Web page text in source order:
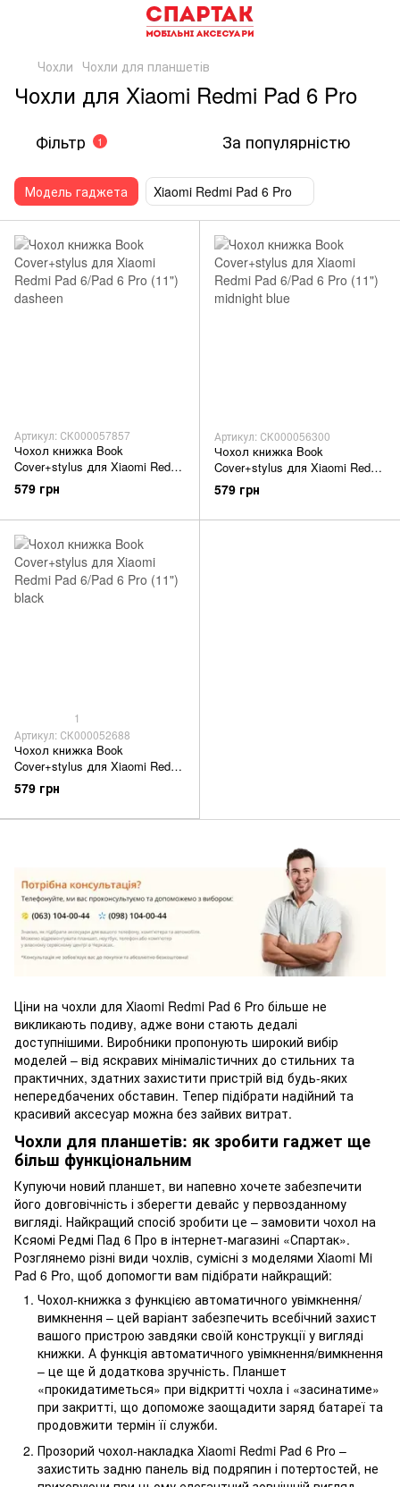
Чохли Чохли для планшетів
Чохли для Xiaomi Redmi Pad 6 Pro
Фільтр 1 За популярністю
Модель гаджета Xiaomi Redmi Pad 6 Pro
Артикул: СК000057857
Чохол книжка Book
Cover+stylus для Xiaomi Redmi
Pad 6/Pad 6 Pro (11") dasheen
579 грн
Артикул: СК000056300
Чохол книжка Book
Cover+stylus для Xiaomi Redmi
Pad 6/Pad 6 Pro (11") midnight
blue
579 грн
1
Артикул: СК000052688
Чохол книжка Book
Cover+stylus для Xiaomi Redmi
Pad 6/Pad 6 Pro (11") black
579 грн
Ціни на чохли для Xiaomi Redmi Pad 6 Pro більше не
викликають подиву, адже вони стають дедалі
доступнішими. Виробники пропонують широкий вибір
моделей – від яскравих мінімалістичних до стильних та
практичних, здатних захистити пристрій від будь-яких
непередбачених обставин. Тепер підібрати надійний та
красивий аксесуар можна без зайвих витрат.
Чохли для планшетів: як зробити гаджет ще
більш функціональним
Купуючи новий планшет, ви напевно хочете забезпечити
його довговічність і зберегти девайс у первозданному
вигляді. Найкращий спосіб зробити це – замовити чохол на
Ксяомі Редмі Пад 6 Про в інтернет-магазині «Спартак».
Розглянемо різні види чохлів, сумісні з моделями Xiaomi Mi
Pad 6 Pro, щоб допомогти вам підібрати найкращий:
Чохол-книжка з функцією автоматичного увімкнення/
вимкнення – цей варіант забезпечить всебічний захист
вашого пристрою завдяки своїй конструкції у вигляді
книжки. А функція автоматичного увімкнення/вимкнення
– це ще й додаткова зручність. Планшет
«прокидатиметься» при відкритті чохла і «засинатиме»
при закритті, що допоможе заощадити заряд батареї та
продовжити термін її служби.
Прозорий чохол-накладка Xiaomi Redmi Pad 6 Pro –
захистить задню панель від подряпин і потертостей, не